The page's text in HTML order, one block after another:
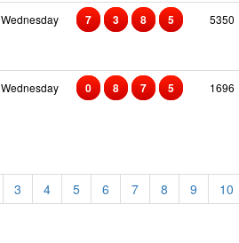
Wednesday 7 3 8 5 5350
Wednesday 0 8 7 5 1696
3 4 5 6 7 8 9 10